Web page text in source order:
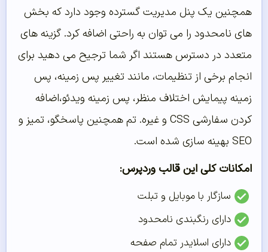
همچنین یک پنل مدیریت گسترده وجود دارد که بخش
های نامحدود را می توان به راحتی اضافه کرد. گزینه های
متعدد در دسترس هستند اگر شما ترجیح می دهید برای
انجام برخی از تنظیمات، مانند تغییر پس زمینه، پس
زمینه پیمایش اختلاف منظر، پس زمینه ویدئو،اضافه
کردن سفارشی CSS و غیره. تم همچنین پاسخگو، تمیز و
SEO بهینه سازی شده است.
امکانات کلی این قالب وردپرس:
سازگار با موبایل و تبلت
دارای رنگبندی نامحدود
دارای اسلایدر تمام صفحه